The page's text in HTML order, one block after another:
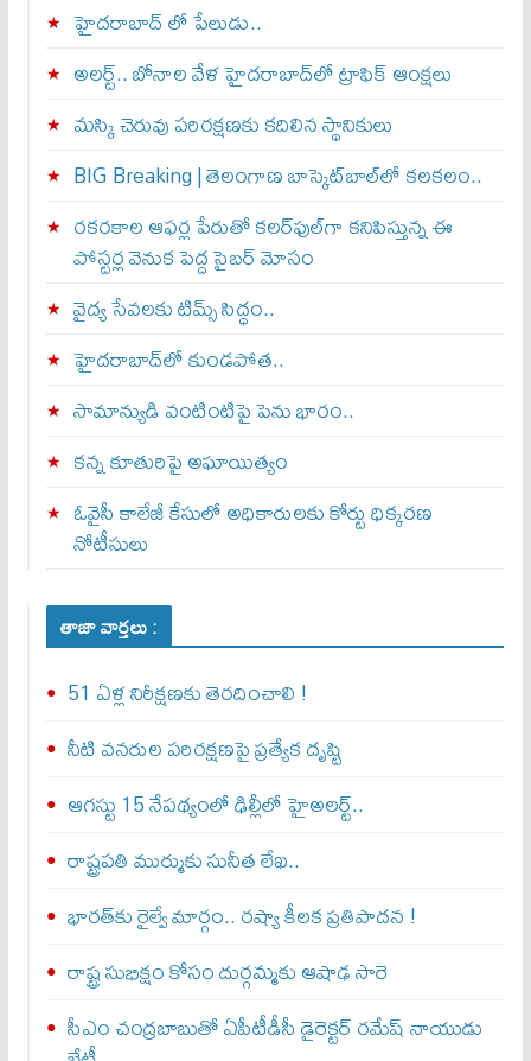
హైదరాబాద్ లో పేలుడు..
అలర్ట్‌.. బోనాల వేళ హైదరాబాద్‌లో ట్రాఫిక్‌ ఆంక్షలు
మస్కి చెరువు పరిరక్షణకు కదిలిన స్థానికులు
BIG Breaking | తెలంగాణ బాస్కెట్‌బాల్‌లో కలకలం..
రకరకాల ఆఫర్ల పేరుతో కలర్‌ఫుల్‌గా కనిపిస్తున్న ఈ
పోస్టర్ల వెనుక పెద్ద సైబర్ మోసం
వైద్య సేవలకు టిమ్స్‌ సిద్ధం..
హైదరాబాద్‌లో కుండపోత..
సామాన్యుడి వంటింటిపై పెను భారం..
కన్న కూతురిపై అఘాయిత్యం
ఓవైసీ కాలేజీ కేసులో అధికారులకు కోర్టు ధిక్కరణ
నోటీసులు
తాజా వార్తలు :
51 ఏళ్ల నిరీక్షణకు తెరదించాలి !
నీటి వనరుల పరిరక్షణపై ప్రత్యేక దృష్టి
ఆగస్టు 15 నేపథ్యంలో ఢిల్లీలో హైఅలర్ట్..
రాష్ట్రపతి ముర్ముకు సునీత లేఖ..
భారత్‌కు రైల్వే మార్గం.. రష్యా కీలక ప్రతిపాదన !
రాష్ట్ర సుభిక్షం కోసం దుర్గమ్మకు ఆషాఢ సారె
సీఎం చంద్రబాబుతో ఏపీటీడీసీ డైరెక్టర్‌ రమేష్‌ నాయుడు